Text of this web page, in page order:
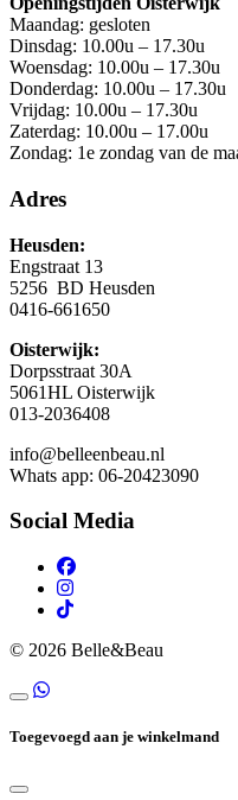
Maandag: gesloten
Dinsdag: 10.00u – 17.30u
Woensdag: 10.00u – 17.30u
Donderdag: 10.00u – 17.30u
Vrijdag: 10.00u – 17.30u
Zaterdag: 10.00u – 17.00u
Zondag: 1e zondag van de
Adres
Heusden:
Engstraat 13
5256 BD Heusden
0416-661650
Oisterwijk:
Dorpsstraat 30A
5061HL Oisterwijk
013-2036408
info@belleenbeau.nl
Whats app: 06-20423090
Social Media
© 2026 Belle&Beau
Toegevoegd aan je winkelmand